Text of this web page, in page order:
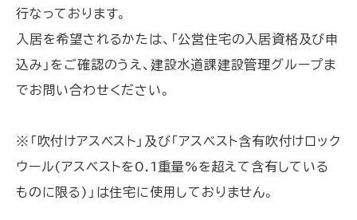
行なっております。
入居を希望されるかたは、「公営住宅の入居資格及び申
込み」をご確認のうえ、建設水道課建設管理グループま
でお問い合わせください。
※「吹付けアスベスト」及び「アスベスト含有吹付けロック
ウール(アスベストを0.1重量%を超えて含有している
ものに限る)」は住宅に使用しておりません。